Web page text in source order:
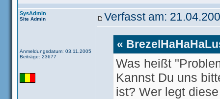
SysAdmin
Site Admin
Anmeldungsdatum: 03.11.2005
Beiträge: 23677
Verfasst am:
«
Was heißt
Kannst Du uns
ist? Wer legt